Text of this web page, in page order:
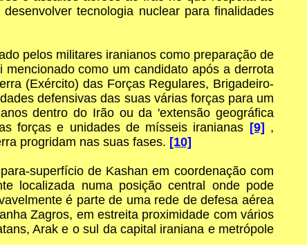
tecnologia nuclear para finalidades
pelos militares iranianos como preparação de
como um candidato após a derrota
(Exército) das Forças Regulares, Brigadeiro-
defensivas das suas várias forças para um
dentro do Irão ou da 'extensão geográfica
forças e unidades de mísseis iranianas [9] ,
progridam nas suas fases. [10]
superfício de Kashan em coordenação com
localizada numa posição central onde pode
é parte de uma rede de defesa aérea
Zagros, em estreita proximidade com vários
Arak e o sul da capital iraniana e metrópole